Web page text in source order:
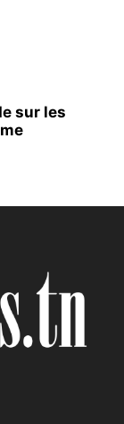
sur les